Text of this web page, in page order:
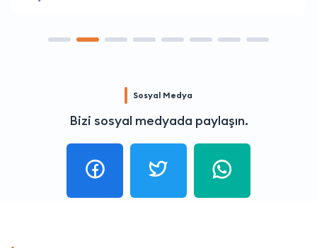
Sosyal Medya
Bizi sosyal medyada paylaşın.